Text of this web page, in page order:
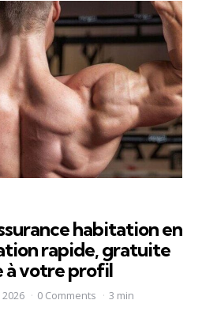
habitation en
rapide, gratuite
à votre profil
0 Comments 3 min